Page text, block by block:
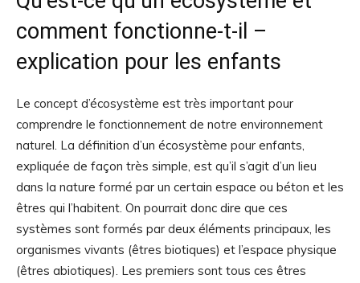
comment fonctionne-t-il –
explication pour les enfants
Le concept d’écosystème est très important pour
comprendre le fonctionnement de notre environnement
naturel. La définition d’un écosystème pour enfants,
expliquée de façon très simple, est qu’il s’agit d’un lieu
dans la nature formé par un certain espace ou béton et les
êtres qui l’habitent. On pourrait donc dire que ces
systèmes sont formés par deux éléments principaux, les
organismes vivants (êtres biotiques) et l’espace physique
(êtres abiotiques). Les premiers sont tous ces êtres